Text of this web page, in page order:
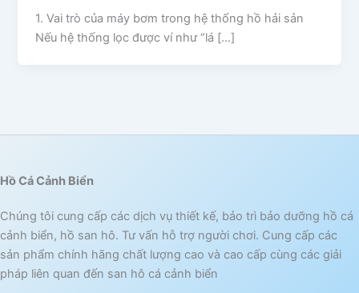
1. Vai trò của máy bơm trong hệ thống hồ hải sản
Nếu hệ thống lọc được ví như “lá […]
Hồ Cá Cảnh Biển
Chúng tôi cung cấp các dịch vụ thiết kế, bảo trì bảo dưỡng hồ cá
cảnh biển, hồ san hô. Tư vấn hỗ trợ người chơi. Cung cấp các
sản phẩm chính hãng chất lượng cao và cao cấp cùng các giải
pháp liên quan đến san hô cá cảnh biển